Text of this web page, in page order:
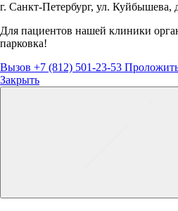
г. Санкт-Петербург, ул. Куйбышева,
Для пациентов нашей клиники
парковка!
Вызов +7 (812) 501-23-53
Закрыть